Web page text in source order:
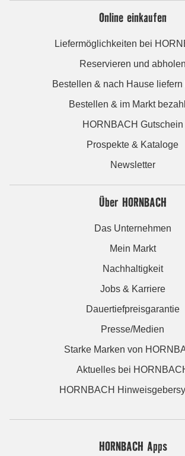
Online einkaufen
Liefermöglichkeiten bei
Reservieren und abholen
Bestellen & nach Hause liefern
Bestellen & im Markt
HORNBACH Gutschein
Prospekte & Kataloge
Newsletter
Über HORNBACH
Das Unternehmen
Mein Markt
Nachhaltigkeit
Jobs & Karriere
Dauertiefpreisgarantie
Presse/Medien
Starke Marken von
Aktuelles bei
HORNBACH
HORNBACH Apps